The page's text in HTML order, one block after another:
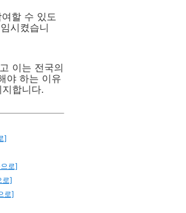
할 수 있도
시켰습니
이는 전국의
야 하는 이유
합니다.
]
로]
로]
로]